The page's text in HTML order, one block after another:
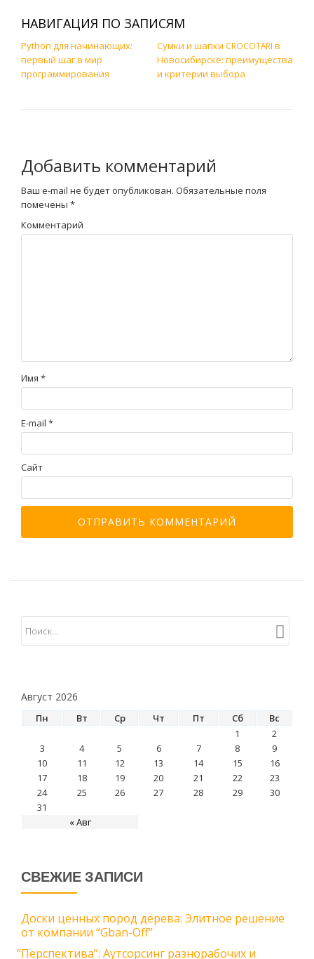
НАВИГАЦИЯ ПО ЗАПИСЯМ
Python для начинающих:
первый шаг в мир
программирования
Сумки и шапки CROCOTARI в
Новосибирске: преимущества
и критерии выбора
Добавить комментарий
Ваш e-mail не будет опубликован. Обязательные поля
помечены *
Комментарий
Имя *
E-mail *
Сайт
Август 2026
Пн Вт Ср Чт Пт Сб Вс
« Авг
1
2
3
4 5 6 7 8
9
10
11 12 13 14 15
16
17
18 19 20 21 22
23
24
25 26 27 28 29
30
31
СВЕЖИЕ ЗАПИСИ
Доски ценных пород дерева: Элитное решение
от компании “Gban-Off”
“Перспектива”: Аутсорсинг разнорабочих и